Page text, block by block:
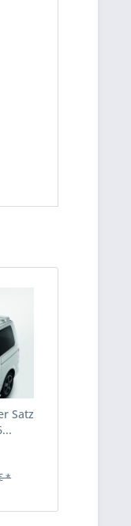
Satz
*